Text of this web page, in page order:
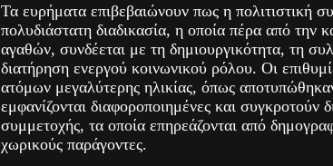
Τα ευρήματα επιβεβαιώνουν πως η πολιτιστική
πολυδιάστατη διαδικασία, η οποία πέρα από την
αγαθών, συνδέεται με τη δημιουργικότητα, τη
διατήρηση ενεργού κοινωνικού ρόλου. Οι
ατόμων μεγαλύτερης ηλικίας, όπως
εμφανίζονται διαφοροποιημένες και συγκροτούν
συμμετοχής, τα οποία επηρεάζονται από
χωρικούς παράγοντες.